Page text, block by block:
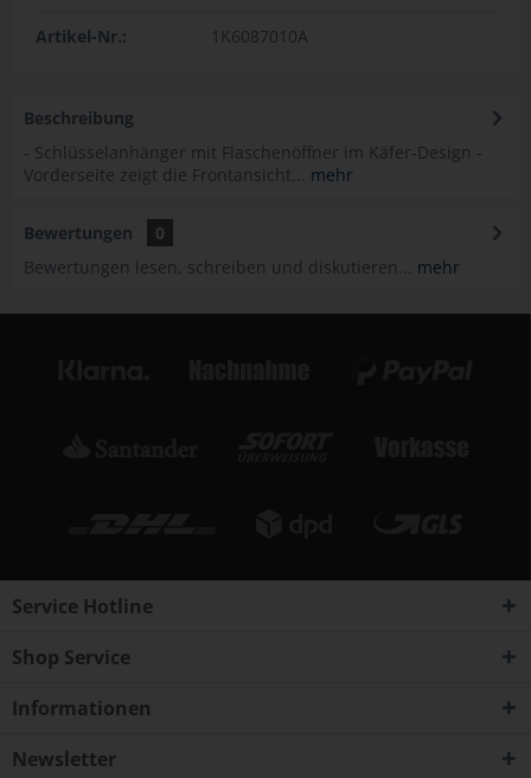
Artikel-Nr.: 1K6087010A
Beschreibung
- Schlüsselanhänger mit Flaschenöffner im Käfer-Design -
Vorderseite zeigt die Frontansicht... mehr
Bewertungen
0
Bewertungen lesen, schreiben und diskutieren... mehr
Service Hotline
Shop Service
Informationen
Newsletter